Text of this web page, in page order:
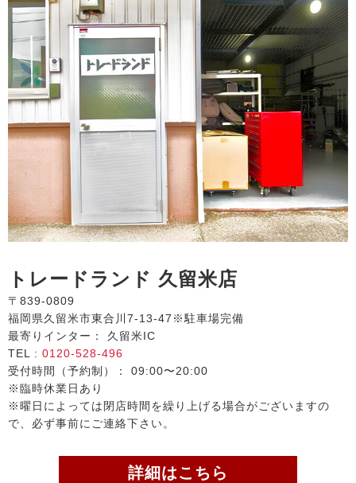
トレードランド 久留米店
〒839-0809
福岡県久留米市東合川7-13-47※駐車場完備
最寄りインター： 久留米IC
TEL : 0120-528-496
受付時間（予約制）： 09:00〜20:00
※臨時休業日あり
※曜日によっては閉店時間を繰り上げる場合がございますの
で、必ず事前にご連絡下さい。
詳細はこちら